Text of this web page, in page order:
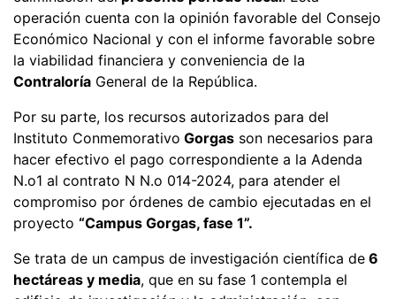
operación cuenta con la opinión favorable del Consejo
Económico Nacional y con el informe favorable sobre
la viabilidad financiera y conveniencia de la
Contraloría General de la República.
Por su parte, los recursos autorizados para del
Instituto Conmemorativo Gorgas son necesarios para
hacer efectivo el pago correspondiente a la Adenda
N.o1 al contrato N N.o 014-2024, para atender el
compromiso por órdenes de cambio ejecutadas en el
proyecto “Campus Gorgas, fase 1”.
Se trata de un campus de investigación científica de 6
hectáreas y media, que en su fase 1 contempla el